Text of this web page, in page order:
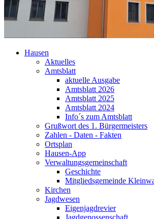
Hausen
Aktuelles
Amtsblatt
aktuelle Ausgabe
Amtsblatt 2026
Amtsblatt 2025
Amtsblatt 2024
Info´s zum Amtsblatt
Grußwort des 1. Bürgermeisters
Zahlen - Daten - Fakten
Ortsplan
Hausen-App
Verwaltungsgemeinschaft
Geschichte
Mitgliedsgemeinde
Kirchen
Jagdwesen
Eigenjagdrevier
Jagdgenossenschaft